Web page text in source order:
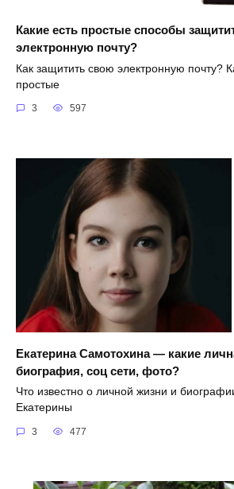
Какие есть простые способы
электронную почту?
Как защитить свою электронную почту?
простые
3 597
Екатерина Самотохина — какие
биография, соц сети, фото?
Что известно о личной жизни и
Екатерины
3 477